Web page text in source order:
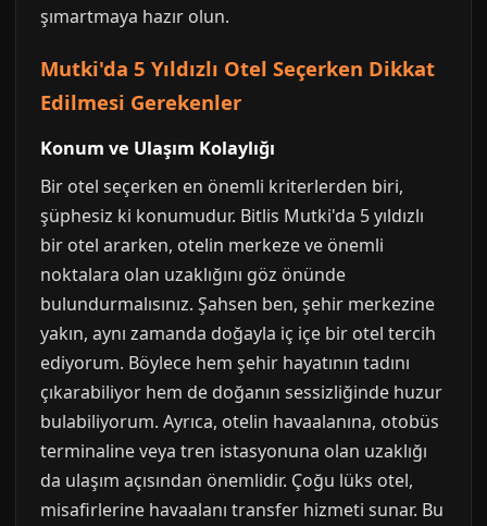
şımartmaya hazır olun.
Mutki'da 5 Yıldızlı Otel Seçerken Dikkat
Edilmesi Gerekenler
Konum ve Ulaşım Kolaylığı
Bir otel seçerken en önemli kriterlerden biri,
şüphesiz ki konumudur. Bitlis Mutki'da 5 yıldızlı
bir otel ararken, otelin merkeze ve önemli
noktalara olan uzaklığını göz önünde
bulundurmalısınız. Şahsen ben, şehir merkezine
yakın, aynı zamanda doğayla iç içe bir otel tercih
ediyorum. Böylece hem şehir hayatının tadını
çıkarabiliyor hem de doğanın sessizliğinde huzur
bulabiliyorum. Ayrıca, otelin havaalanına, otobüs
terminaline veya tren istasyonuna olan uzaklığı
da ulaşım açısından önemlidir. Çoğu lüks otel,
misafirlerine havaalanı transfer hizmeti sunar. Bu